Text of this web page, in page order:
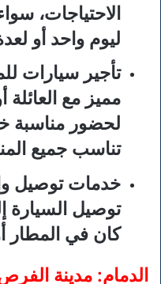
الاحتياجات،
ليوم واحد أو
تأجير سيارات
مميز مع العائلة
لحضور مناسبة
تناسب جميع
خدمات توصيل
توصيل السيارة
كان في المطار
الدمام: مدينة